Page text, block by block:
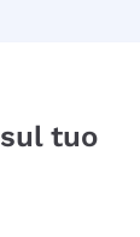
sul tuo